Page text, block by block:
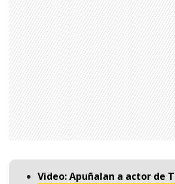
Video: Apuñalan a actor de